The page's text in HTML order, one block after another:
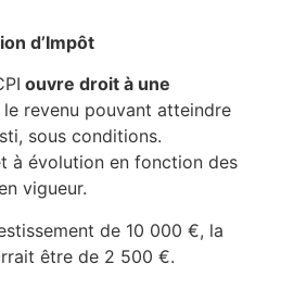
d’Impôt
ouvre droit à une
le revenu pouvant atteindre
sous conditions.
à évolution en fonction des
vigueur.
de 10 000 €, la
être de 2 500 €.